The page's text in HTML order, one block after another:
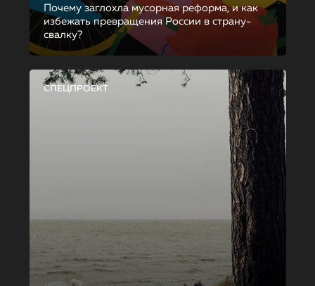
Почему заглохла мусорная реформа, и как
избежать превращения России в страну-
свалку?
СПЕЦПРОЕКТ